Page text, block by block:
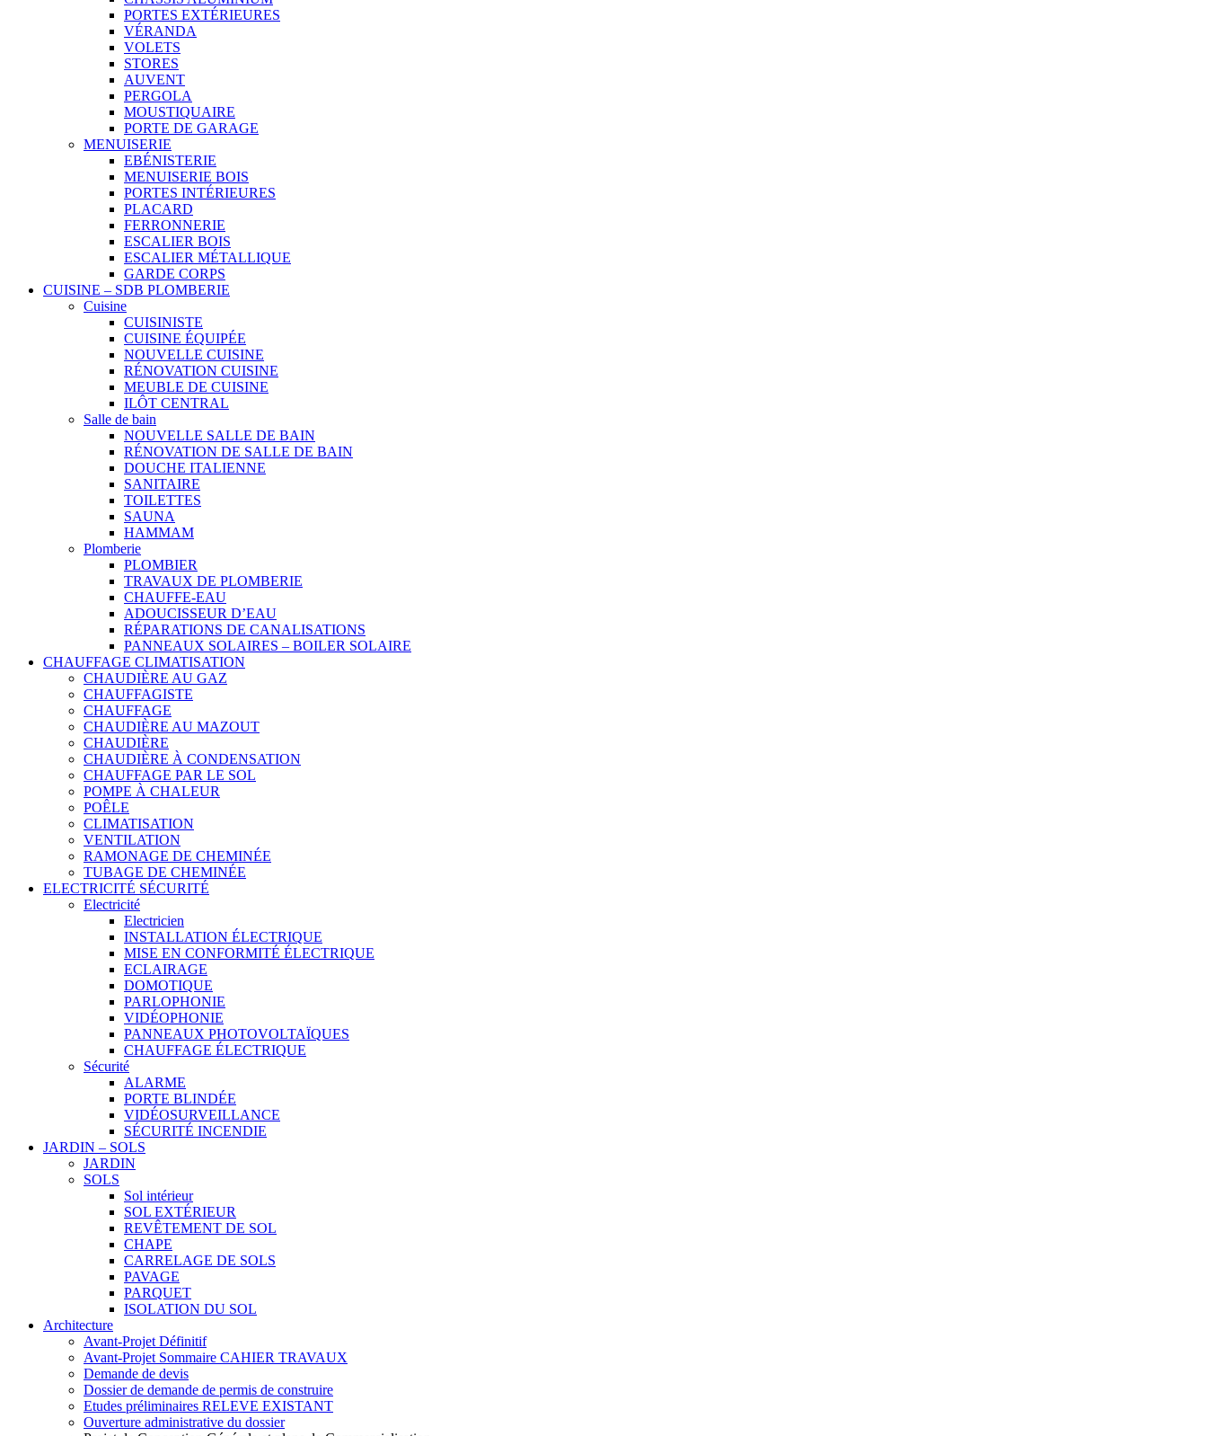
PORTES EXTÉRIEURES
VÉRANDA
VOLETS
STORES
AUVENT
PERGOLA
MOUSTIQUAIRE
PORTE DE GARAGE
MENUISERIE
EBÉNISTERIE
MENUISERIE BOIS
PORTES INTÉRIEURES
PLACARD
FERRONNERIE
ESCALIER BOIS
ESCALIER MÉTALLIQUE
GARDE CORPS
CUISINE – SDB PLOMBERIE
Cuisine
CUISINISTE
CUISINE ÉQUIPÉE
NOUVELLE CUISINE
RÉNOVATION CUISINE
MEUBLE DE CUISINE
ILÔT CENTRAL
Salle de bain
NOUVELLE SALLE DE BAIN
RÉNOVATION DE SALLE DE BAIN
DOUCHE ITALIENNE
SANITAIRE
TOILETTES
SAUNA
HAMMAM
Plomberie
PLOMBIER
TRAVAUX DE PLOMBERIE
CHAUFFE-EAU
ADOUCISSEUR D’EAU
RÉPARATIONS DE CANALISATIONS
PANNEAUX SOLAIRES – BOILER SOLAIRE
CHAUFFAGE CLIMATISATION
CHAUDIÈRE AU GAZ
CHAUFFAGISTE
CHAUFFAGE
CHAUDIÈRE AU MAZOUT
CHAUDIÈRE
CHAUDIÈRE À CONDENSATION
CHAUFFAGE PAR LE SOL
POMPE À CHALEUR
POÊLE
CLIMATISATION
VENTILATION
RAMONAGE DE CHEMINÉE
TUBAGE DE CHEMINÉE
ELECTRICITÉ SÉCURITÉ
Electricité
Electricien
INSTALLATION ÉLECTRIQUE
MISE EN CONFORMITÉ ÉLECTRIQUE
ECLAIRAGE
DOMOTIQUE
PARLOPHONIE
VIDÉOPHONIE
PANNEAUX PHOTOVOLTAÏQUES
CHAUFFAGE ÉLECTRIQUE
Sécurité
ALARME
PORTE BLINDÉE
VIDÉOSURVEILLANCE
SÉCURITÉ INCENDIE
JARDIN – SOLS
JARDIN
SOLS
Sol intérieur
SOL EXTÉRIEUR
REVÊTEMENT DE SOL
CHAPE
CARRELAGE DE SOLS
PAVAGE
PARQUET
ISOLATION DU SOL
Architecture
Avant-Projet Définitif
Avant-Projet Sommaire CAHIER TRAVAUX
Demande de devis
Dossier de demande de permis de construire
Etudes préliminaires RELEVE EXISTANT
Ouverture administrative du dossier